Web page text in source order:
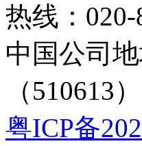
热线：020-
中国公司
（510613）
粤ICP备